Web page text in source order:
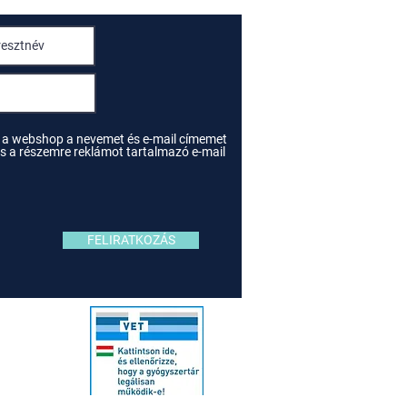
webshop a nevemet és e-mail címemet
a részemre reklámot tartalmazó e-mail
FELIRATKOZÁS